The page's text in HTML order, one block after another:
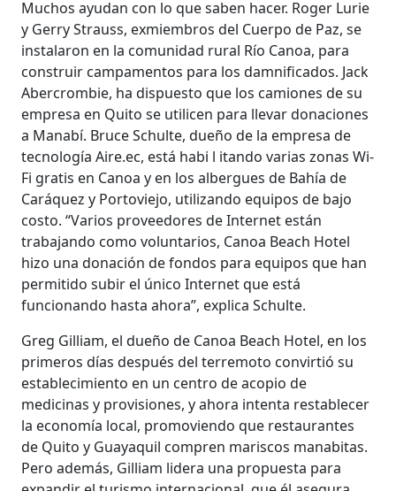
Muchos ayudan con lo que saben hacer. Roger Lurie
y Gerry Strauss, exmiembros del Cuerpo de Paz, se
instalaron en la comunidad rural Río Canoa, para
construir campamentos para los damnificados. Jack
Abercrombie, ha dispuesto que los camiones de su
empresa en Quito se utilicen para llevar donaciones
a Manabí. Bruce Schulte, dueño de la empresa de
tecnología Aire.ec, está habi l itando varias zonas Wi-
Fi gratis en Canoa y en los albergues de Bahía de
Caráquez y Portoviejo, utilizando equipos de bajo
costo. “Varios proveedores de Internet están
trabajando como voluntarios, Canoa Beach Hotel
hizo una donación de fondos para equipos que han
permitido subir el único Internet que está
funcionando hasta ahora”, explica Schulte.
Greg Gilliam, el dueño de Canoa Beach Hotel, en los
primeros días después del terremoto convirtió su
establecimiento en un centro de acopio de
medicinas y provisiones, y ahora intenta restablecer
la economía local, promoviendo que restaurantes
de Quito y Guayaquil compren mariscos manabitas.
Pero además, Gilliam lidera una propuesta para